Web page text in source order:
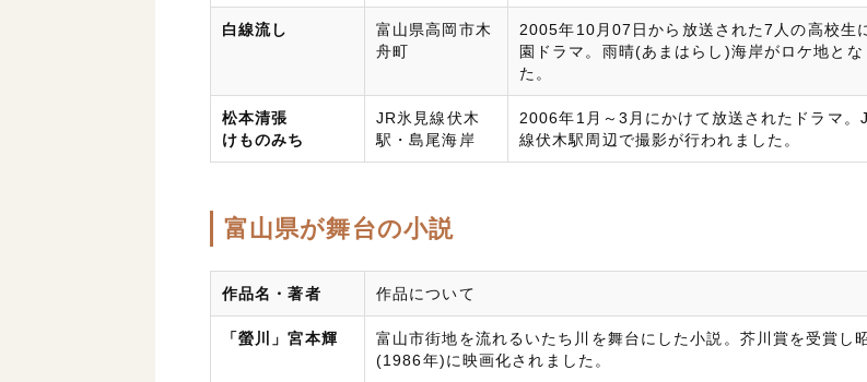
白線流し
富山県高岡市木
舟町
2005年10月07日から放送された7人の高校生
園ドラマ。雨晴(あまはらし)海岸がロケ地とな
た。
松本清張
けものみち
JR氷見線伏木
駅・島尾海岸
2006年1月～3月にかけて放送されたドラマ。
線伏木駅周辺で撮影が行われました。
富山県が舞台の小説
作品名・著者 作品について
「螢川」宮本輝
富山市街地を流れるいたち川を舞台にした小説。芥川賞を受賞し
(1986年)に映画化されました。